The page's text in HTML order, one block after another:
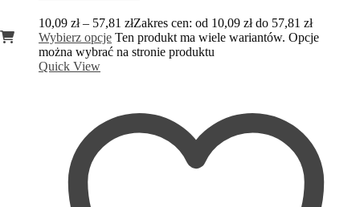
10,09 zł – 57,81 złZakres cen: od 10,09 zł do 57,81 zł
Wybierz opcje Ten produkt ma wiele wariantów. Opcje
można wybrać na stronie produktu
Quick View